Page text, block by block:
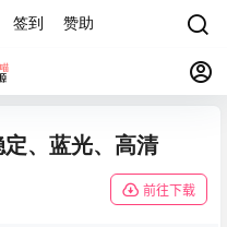
签到 赞助
、蓝光、高清
前往下载